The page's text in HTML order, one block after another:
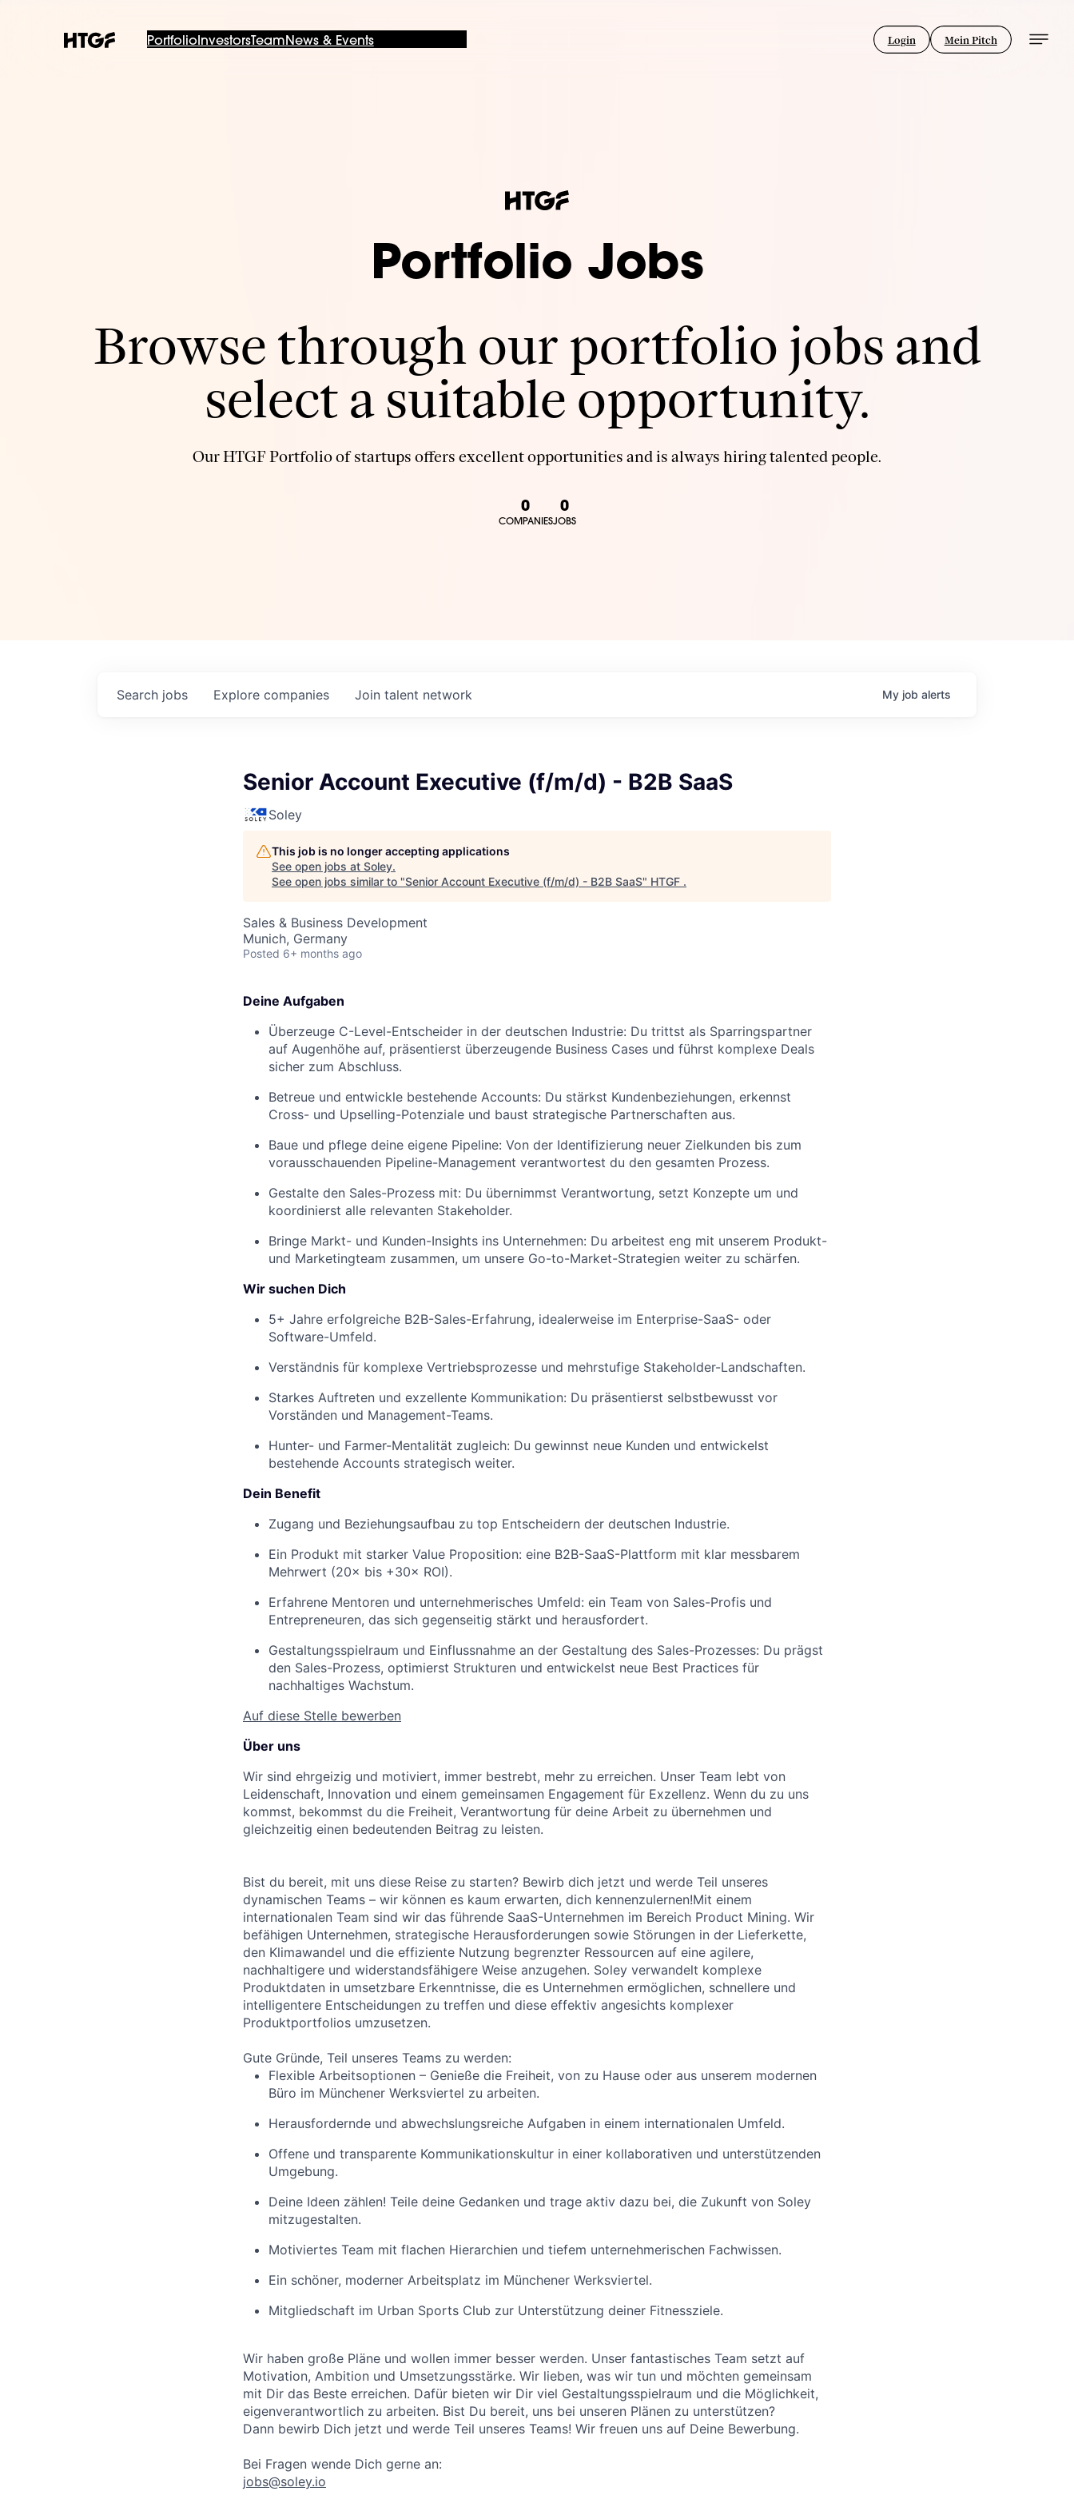
PortfolioInvestorsTeam News & Events Login Mein Pitch
Portfolio Jobs
Browse through our portfolio jobs and
select a suitable opportunity.
Our HTGF Portfolio of startups offers excellent opportunities and is always hiring talented people.
0
COMPANIES
0
JOBS
Search jobs Explore companies Join talent network My job alerts
Senior Account Executive (f/m/d) - B2B SaaS
Soley
This job is no longer accepting applications
See open jobs at Soley.
See open jobs similar to "Senior Account Executive (f/m/d) - B2B SaaS" HTGF .
Sales & Business Development
Munich, Germany
Posted 6+ months ago
Deine Aufgaben
Überzeuge C-Level-Entscheider in der deutschen Industrie: Du trittst als Sparringspartner
auf Augenhöhe auf, präsentierst überzeugende Business Cases und führst komplexe Deals
sicher zum Abschluss.
Betreue und entwickle bestehende Accounts: Du stärkst Kundenbeziehungen, erkennst
Cross- und Upselling-Potenziale und baust strategische Partnerschaften aus.
Baue und pflege deine eigene Pipeline: Von der Identifizierung neuer Zielkunden bis zum
vorausschauenden Pipeline-Management verantwortest du den gesamten Prozess.
Gestalte den Sales-Prozess mit: Du übernimmst Verantwortung, setzt Konzepte um und
koordinierst alle relevanten Stakeholder.
Bringe Markt- und Kunden-Insights ins Unternehmen: Du arbeitest eng mit unserem Produkt-
und Marketingteam zusammen, um unsere Go-to-Market-Strategien weiter zu schärfen.
Wir suchen Dich
5+ Jahre erfolgreiche B2B-Sales-Erfahrung, idealerweise im Enterprise-SaaS- oder
Software-Umfeld.
Verständnis für komplexe Vertriebsprozesse und mehrstufige Stakeholder-Landschaften.
Starkes Auftreten und exzellente Kommunikation: Du präsentierst selbstbewusst vor
Vorständen und Management-Teams.
Hunter- und Farmer-Mentalität zugleich: Du gewinnst neue Kunden und entwickelst
bestehende Accounts strategisch weiter.
Dein Benefit
Zugang und Beziehungsaufbau zu top Entscheidern der deutschen Industrie.
Ein Produkt mit starker Value Proposition: eine B2B-SaaS-Plattform mit klar messbarem
Mehrwert (20× bis +30× ROI).
Erfahrene Mentoren und unternehmerisches Umfeld: ein Team von Sales-Profis und
Entrepreneuren, das sich gegenseitig stärkt und herausfordert.
Gestaltungsspielraum und Einflussnahme an der Gestaltung des Sales-Prozesses: Du prägst
den Sales-Prozess, optimierst Strukturen und entwickelst neue Best Practices für
nachhaltiges Wachstum.
Auf diese Stelle bewerben
Über uns
Wir sind ehrgeizig und motiviert, immer bestrebt, mehr zu erreichen. Unser Team lebt von
Leidenschaft, Innovation und einem gemeinsamen Engagement für Exzellenz. Wenn du zu uns
kommst, bekommst du die Freiheit, Verantwortung für deine Arbeit zu übernehmen und
gleichzeitig einen bedeutenden Beitrag zu leisten.
Bist du bereit, mit uns diese Reise zu starten? Bewirb dich jetzt und werde Teil unseres
dynamischen Teams – wir können es kaum erwarten, dich kennenzulernen!Mit einem
internationalen Team sind wir das führende SaaS-Unternehmen im Bereich Product Mining. Wir
befähigen Unternehmen, strategische Herausforderungen sowie Störungen in der Lieferkette,
den Klimawandel und die effiziente Nutzung begrenzter Ressourcen auf eine agilere,
nachhaltigere und widerstandsfähigere Weise anzugehen. Soley verwandelt komplexe
Produktdaten in umsetzbare Erkenntnisse, die es Unternehmen ermöglichen, schnellere und
intelligentere Entscheidungen zu treffen und diese effektiv angesichts komplexer
Produktportfolios umzusetzen.
Gute Gründe, Teil unseres Teams zu werden:
Flexible Arbeitsoptionen – Genieße die Freiheit, von zu Hause oder aus unserem modernen
Büro im Münchener Werksviertel zu arbeiten.
Herausfordernde und abwechslungsreiche Aufgaben in einem internationalen Umfeld.
Offene und transparente Kommunikationskultur in einer kollaborativen und unterstützenden
Umgebung.
Deine Ideen zählen! Teile deine Gedanken und trage aktiv dazu bei, die Zukunft von Soley
mitzugestalten.
Motiviertes Team mit flachen Hierarchien und tiefem unternehmerischen Fachwissen.
Ein schöner, moderner Arbeitsplatz im Münchener Werksviertel.
Mitgliedschaft im Urban Sports Club zur Unterstützung deiner Fitnessziele.
Wir haben große Pläne und wollen immer besser werden. Unser fantastisches Team setzt auf
Motivation, Ambition und Umsetzungsstärke. Wir lieben, was wir tun und möchten gemeinsam
mit Dir das Beste erreichen. Dafür bieten wir Dir viel Gestaltungsspielraum und die Möglichkeit,
eigenverantwortlich zu arbeiten. Bist Du bereit, uns bei unseren Plänen zu unterstützen?
Dann bewirb Dich jetzt und werde Teil unseres Teams! Wir freuen uns auf Deine Bewerbung.
Bei Fragen wende Dich gerne an:
jobs@soley.io